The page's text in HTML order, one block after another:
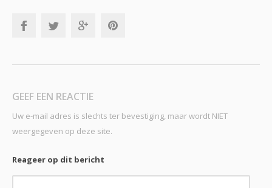
GEEF EEN REACTIE
Uw e-mail adres is slechts ter bevestiging, maar wordt NIET
weergegeven op deze site.
Reageer op dit bericht